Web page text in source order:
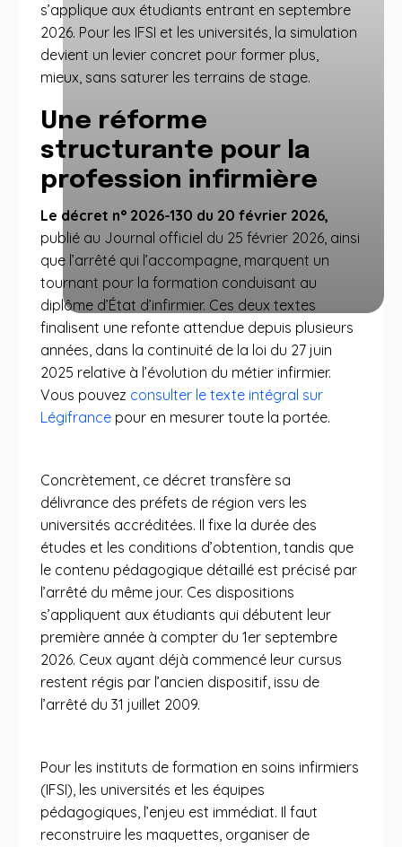
s’applique aux étudiants entrant en septembre
2026. Pour les IFSI et les universités, la simulation
devient un levier concret pour former plus,
mieux, sans saturer les terrains de stage.
Une réforme
structurante pour la
profession infirmière
Le décret n° 2026-130 du 20 février 2026,
publié au Journal officiel du 25 février 2026, ainsi
que l’arrêté qui l’accompagne, marquent un
tournant pour la formation conduisant au
diplôme d’État d’infirmier. Ces deux textes
finalisent une refonte attendue depuis plusieurs
années, dans la continuité de la loi du 27 juin
2025 relative à l’évolution du métier infirmier.
Vous pouvez consulter le texte intégral sur
Légifrance pour en mesurer toute la portée.
Concrètement, ce décret transfère sa
délivrance des préfets de région vers les
universités accréditées. Il fixe la durée des
études et les conditions d’obtention, tandis que
le contenu pédagogique détaillé est précisé par
l’arrêté du même jour. Ces dispositions
s’appliquent aux étudiants qui débutent leur
première année à compter du 1er septembre
2026. Ceux ayant déjà commencé leur cursus
restent régis par l’ancien dispositif, issu de
l’arrêté du 31 juillet 2009.
Pour les instituts de formation en soins infirmiers
(IFSI), les universités et les équipes
pédagogiques, l’enjeu est immédiat. Il faut
reconstruire les maquettes, organiser de